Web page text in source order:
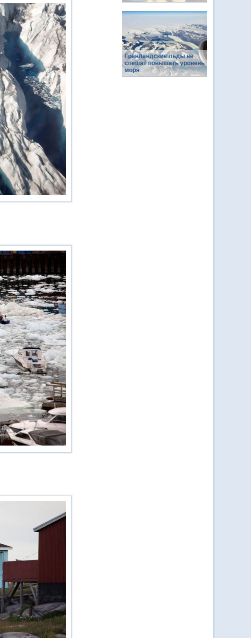
Гренландские льды не
спешат повышать уровень
моря